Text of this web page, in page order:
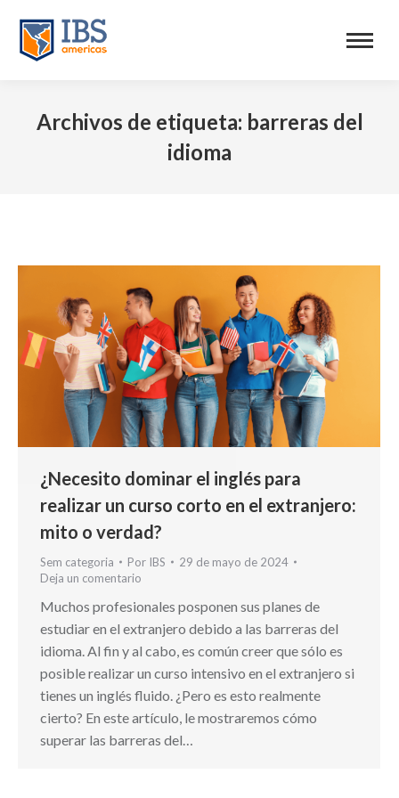
Archivos de etiqueta: barreras del
idioma
¿Necesito dominar el inglés para
realizar un curso corto en el extranjero:
mito o verdad?
Sem categoria Por IBS
29 de mayo de 2024
Deja un comentario
Muchos profesionales posponen sus planes de
estudiar en el extranjero debido a las barreras del
idioma. Al fin y al cabo, es común creer que sólo es
posible realizar un curso intensivo en el extranjero si
tienes un inglés fluido. ¿Pero es esto realmente
cierto? En este artículo, le mostraremos cómo
superar las barreras del…